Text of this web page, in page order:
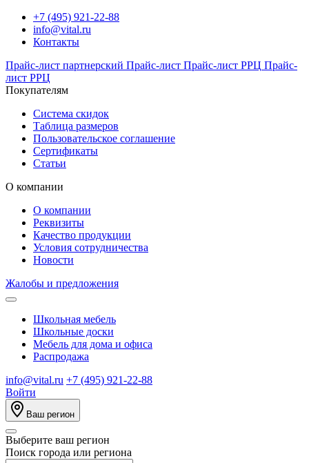
+7 (495) 921-22-88
info@vital.ru
Контакты
Прайс-лист партнерский Прайс-лист Прайс-лист РРЦ Прайс-
лист РРЦ
Покупателям
Система скидок
Таблица размеров
Пользовательское соглашение
Сертификаты
Статьи
О компании
О компании
Реквизиты
Качество продукции
Условия сотрудничества
Новости
Жалобы и предложения
Школьная мебель
Школьные доски
Мебель для дома и офиса
Распродажа
info@vital.ru +7 (495) 921-22-88
Войти
Ваш регион
Выберите ваш регион
Поиск города или региона